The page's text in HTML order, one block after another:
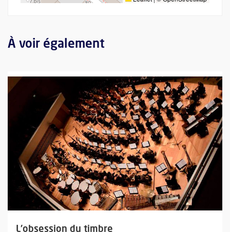
À voir également
L'obsession du timbre
Plus d'information sur l'évènement : L'obsession du timbre